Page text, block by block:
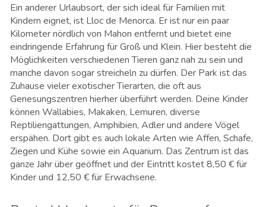
Ein anderer Urlaubsort, der sich ideal für Familien mit
Kindern eignet, ist Lloc de Menorca. Er ist nur ein paar
Kilometer nördlich von Mahon entfernt und bietet eine
eindringende Erfahrung für Groß und Klein. Hier besteht die
Möglichkeiten verschiedenen Tieren ganz nah zu sein und
manche davon sogar streicheln zu dürfen. Der Park ist das
Zuhause vieler exotischer Tierarten, die oft aus
Genesungszentren hierher überführt werden. Deine Kinder
können Wallabies, Makaken, Lemuren, diverse
Reptiliengattungen, Amphibien, Adler und andere Vögel
erspähen. Dort gibt es auch lokale Arten wie Affen, Schafe,
Ziegen und Kühe sowie ein Aquarium. Das Zentrum ist das
ganze Jahr über geöffnet und der Eintritt kostet 8,50 € für
Kinder und 12,50 € für Erwachsene.